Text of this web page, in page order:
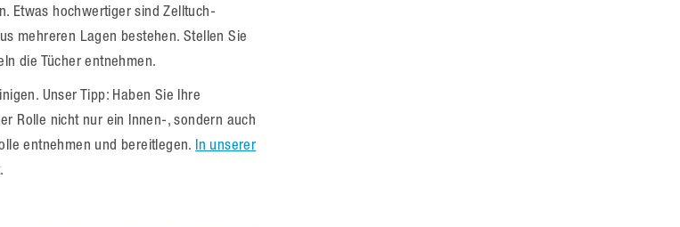
Etwas hochwertiger sind Zelltuch-
mehreren Lagen bestehen. Stellen Sie
die Tücher entnehmen.
Unser Tipp: Haben Sie Ihre
Rolle nicht nur ein Innen-, sondern auch
entnehmen und bereitlegen. In unserer